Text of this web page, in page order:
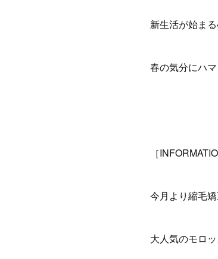
新生活が始ま
春の気分にハ
［
今月より縮毛
大人気のモロ